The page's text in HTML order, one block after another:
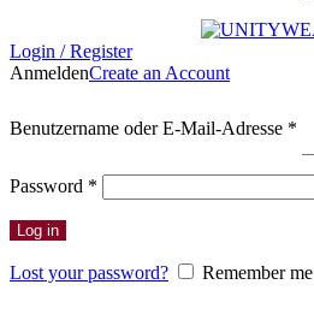
Login / Register
AnmeldenCreate an Account
Benutzername oder E-Mail-Adresse *
Password *
Log in
Lost your password? Remember me